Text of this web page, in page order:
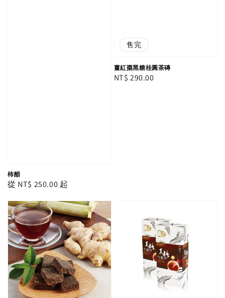
柿醋
Regular
從 NT$ 250.00 起
售完
薑紅棗黑糖桂圓茶磚
Regular
NT$ 290.00